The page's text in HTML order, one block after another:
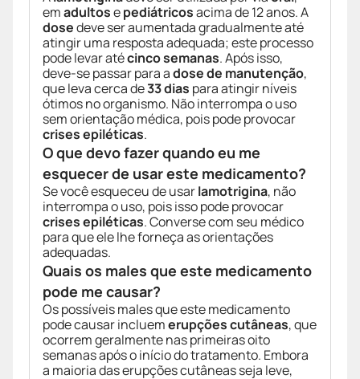
emadultosepediátricosacima de 12 anos. A
dosedeve ser aumentada gradualmente até
atingir uma resposta adequada; este processo
pode levar atécinco semanas. Após isso,
deve-se passar para adose de manutenção,
que leva cerca de33 dias para atingir níveis
ótimos no organismo. Não interrompa o uso
sem orientação médica, pois pode provocar
crises epiléticas.
O que devo fazer quando eu me
esquecer de usar este medicamento?
Se você esqueceu de usarlamotrigina, não
interrompa o uso, pois isso pode provocar
crises epiléticas. Converse com seu médico
para que ele lhe forneça as orientações
adequadas.
Quais os males que este medicamento
pode me causar?
Os possíveis males que este medicamento
pode causar incluemerupções cutâneas, que
ocorrem geralmente nas primeiras oito
semanas após o início do tratamento. Embora
a maioria das erupções cutâneas seja leve,